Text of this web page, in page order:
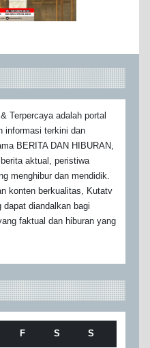
Terpercaya adalah portal
informasi terkini dan
BERITA DAN HIBURAN,
aktual, peristiwa
menghibur dan mendidik.
konten berkualitas, Kutatv
diandalkan bagi
faktual dan hiburan yang
F S S